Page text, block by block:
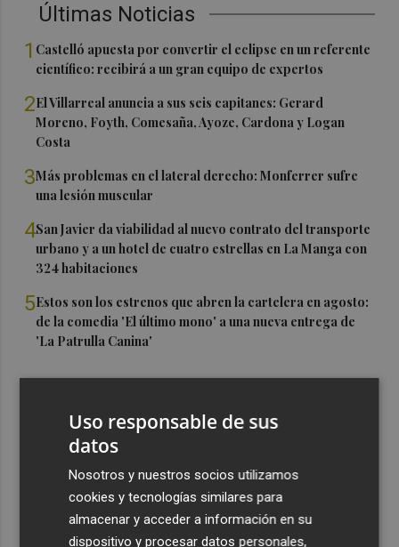
Últimas Noticias
1 Castelló apuesta por convertir el eclipse en un referente
científico: recibirá a un gran equipo de expertos
2El Villarreal anuncia a sus seis capitanes: Gerard
Moreno, Foyth, Comesaña, Ayoze, Cardona y Logan
Costa
3Más problemas en el lateral derecho: Monferrer sufre
una lesión muscular
4San Javier da viabilidad al nuevo contrato del transporte
urbano y a un hotel de cuatro estrellas en La Manga con
324 habitaciones
5Estos son los estrenos que abren la cartelera en agosto:
de la comedia 'El último mono' a una nueva entrega de
'La Patrulla Canina'
Uso responsable de sus
datos
Nosotros y nuestros socios utilizamos
cookies y tecnologías similares para
almacenar y acceder a información en su
dispositivo y procesar datos personales,